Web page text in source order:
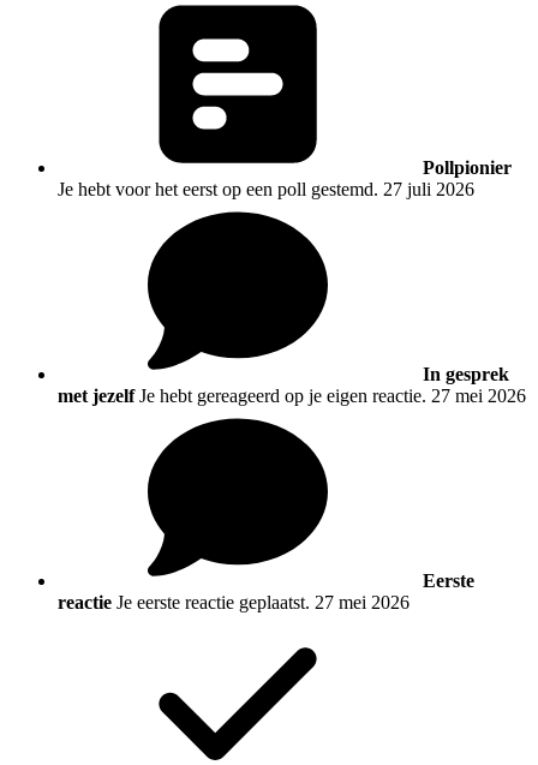
Pollpionier
Je hebt voor het eerst op een poll gestemd. 27 juli 2026
In gesprek
met jezelf Je hebt gereageerd op je eigen reactie. 27 mei 2026
Eerste
reactie Je eerste reactie geplaatst. 27 mei 2026